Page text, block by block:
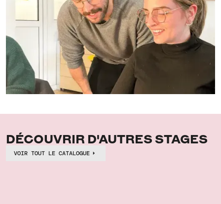
DÉCOUVRIR D'AUTRES STAGES
VOIR TOUT LE CATALOGUE